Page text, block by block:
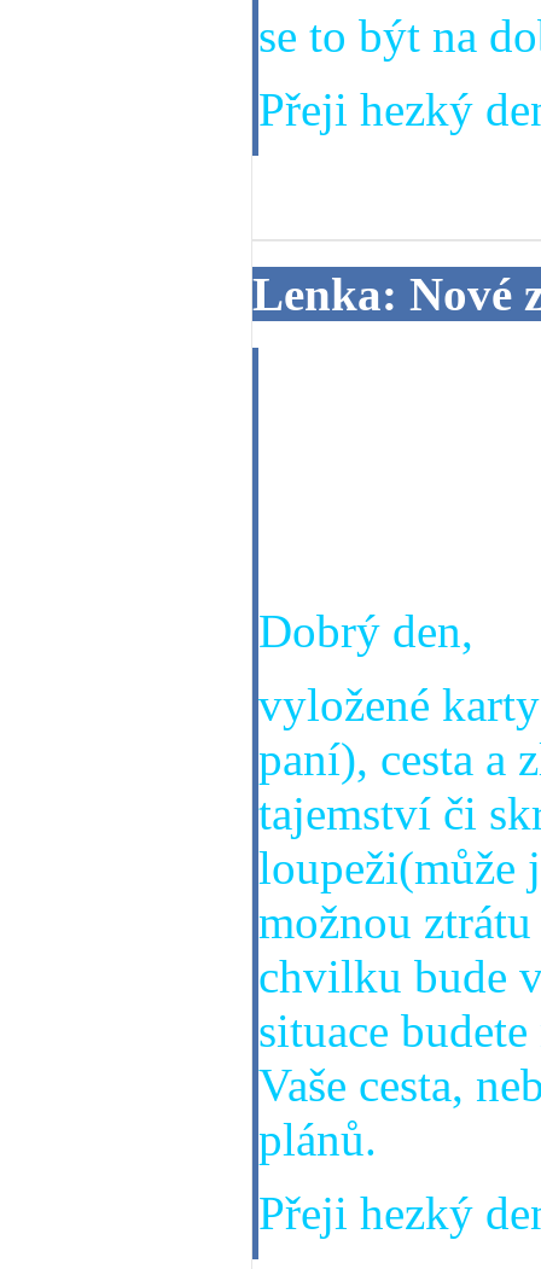
se to být na
Přeji hezký
Lenka: Nové
Dobrý den,
vyložené
paní), cesta a
tajemství či
loupeži(může
možnou
chvilku bude
situace
Vaše cesta,
plánů.
Přeji hezký